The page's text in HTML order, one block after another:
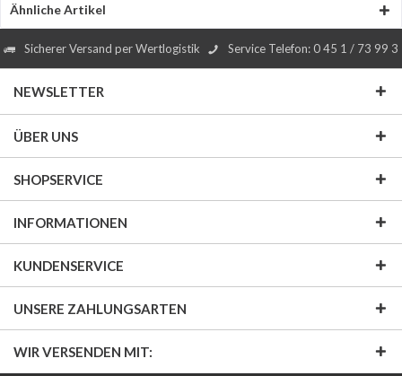
Ähnliche Artikel
Sicherer Versand per Wertlogistik Service Telefon: 0 45 1 / 73 99 3
NEWSLETTER
ÜBER UNS
SHOPSERVICE
INFORMATIONEN
KUNDENSERVICE
UNSERE ZAHLUNGSARTEN
WIR VERSENDEN MIT: